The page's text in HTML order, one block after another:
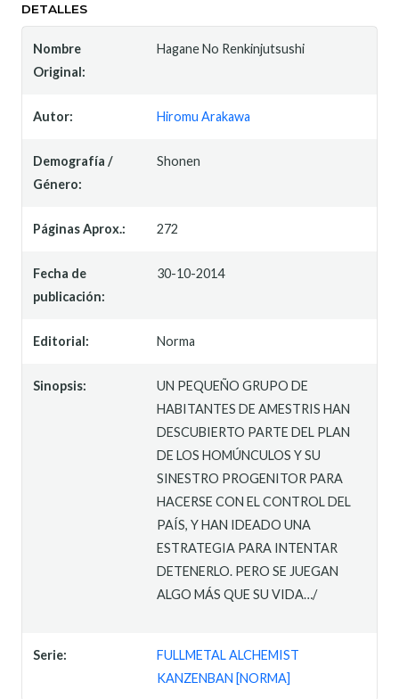
DETALLES
Nombre
Original:
Hagane No Renkinjutsushi
Autor: Hiromu Arakawa
Demografía /
Género:
Shonen
Páginas Aprox.: 272
Fecha de
publicación:
30-10-2014
Editorial: Norma
Sinopsis:
UN PEQUEÑO GRUPO DE
HABITANTES DE AMESTRIS HAN
DESCUBIERTO PARTE DEL PLAN
DE LOS HOMÚNCULOS Y SU
SINESTRO PROGENITOR PARA
HACERSE CON EL CONTROL DEL
PAÍS, Y HAN IDEADO UNA
ESTRATEGIA PARA INTENTAR
DETENERLO. PERO SE JUEGAN
ALGO MÁS QUE SU VIDA…/
Serie:
FULLMETAL ALCHEMIST
KANZENBAN [NORMA]